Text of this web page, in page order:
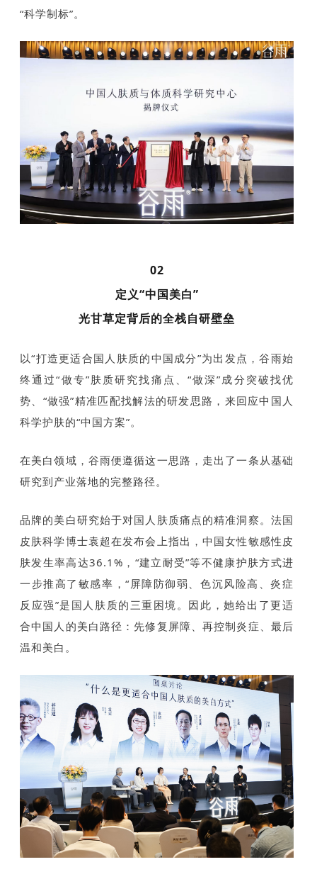
“科学制标”。
02
定义“中国美白”
光甘草定背后的全栈自研壁垒
以“打造更适合国人肤质的中国成分”为出发点，谷雨始
终通过“做专”肤质研究找痛点、“做深”成分突破找优
势、“做强”精准匹配找解法的研发思路，来回应中国人
科学护肤的“中国方案”。
在美白领域，谷雨便遵循这一思路，走出了一条从基础
研究到产业落地的完整路径。
品牌的美白研究始于对国人肤质痛点的精准洞察。法国
皮肤科学博士袁超在发布会上指出，中国女性敏感性皮
肤发生率高达36.1%，“建立耐受”等不健康护肤方式进
一步推高了敏感率，“屏障防御弱、色沉风险高、炎症
反应强”是国人肤质的三重困境。因此，她给出了更适
合中国人的美白路径：先修复屏障、再控制炎症、最后
温和美白。